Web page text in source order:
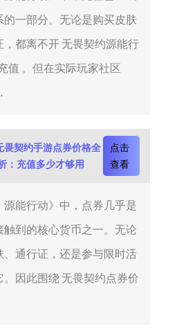
的一部分。无论是购买皮肤
都离不开 无畏契约源能行
值 。但在实际玩家社区
畏契约手游点券价格全
：充值多少才够用
点击
查看
能行动》中，点券几乎是
触到的核心货币之一。无论
、通行证，还是参与限时活
因此围绕 无畏契约点券价